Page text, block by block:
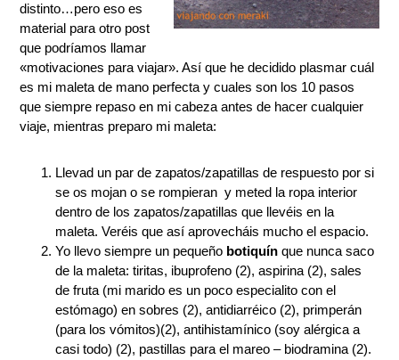
distinto…pero eso es
material para otro post
que podríamos llamar
«motivaciones para viajar». Así que he decidido plasmar cuál
es mi maleta de mano perfecta y cuales son los 10 pasos
que siempre repaso en mi cabeza antes de hacer cualquier
viaje, mientras preparo mi maleta:
Llevad un par de zapatos/zapatillas de respuesto por si
se os mojan o se rompieran y meted la ropa interior
dentro de los zapatos/zapatillas que llevéis en la
maleta. Veréis que así aprovecháis mucho el espacio.
Yo llevo siempre un pequeño botiquín que nunca saco
de la maleta: tiritas, ibuprofeno (2), aspirina (2), sales
de fruta (mi marido es un poco especialito con el
estómago) en sobres (2), antidiarréico (2), primperán
(para los vómitos)(2), antihistamínico (soy alérgica a
casi todo) (2), pastillas para el mareo – biodramina (2).